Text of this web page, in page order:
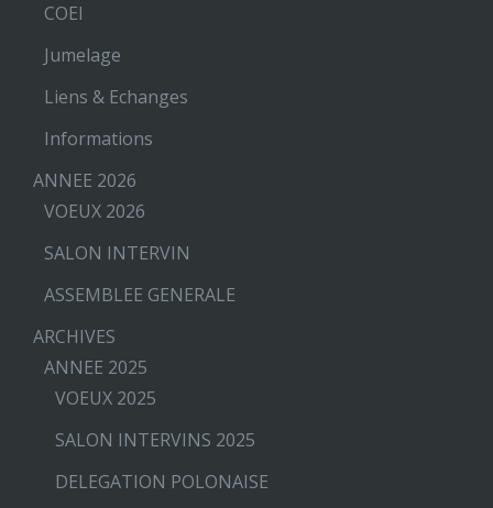
COEI
Jumelage
Liens & Echanges
Informations
ANNEE 2026
VOEUX 2026
SALON INTERVIN
ASSEMBLEE GENERALE
ARCHIVES
ANNEE 2025
VOEUX 2025
SALON INTERVINS 2025
DELEGATION POLONAISE